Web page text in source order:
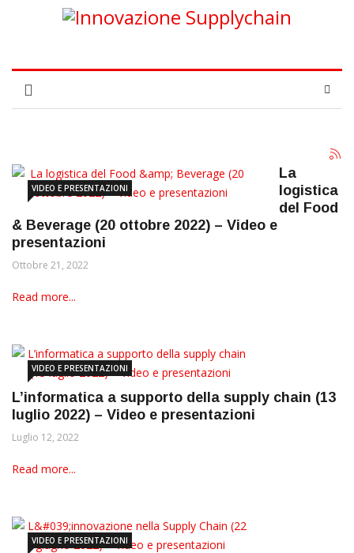
VIDEO E PRESENTAZIONI
La
logistica
del Food
& Beverage (20 ottobre 2022) – Video e
presentazioni
Ottobre 21, 2022
Read more...
VIDEO E PRESENTAZIONI
L’informatica a supporto della supply chain (13
luglio 2022) – Video e presentazioni
Luglio 12, 2022
Read more...
VIDEO E PRESENTAZIONI